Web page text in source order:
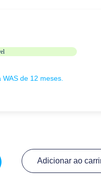
WAS de 12 meses.
Adicionar ao